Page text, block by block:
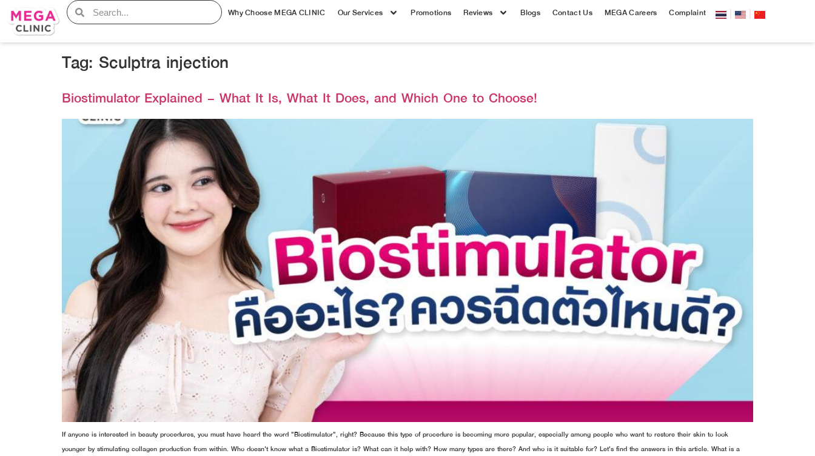
Why Choose MEGA CLINIC Our Services Promotions Reviews Blogs Contact Us MEGA Careers Complaint
Tag: Sculptra injection
Biostimulator Explained – What It Is, What It Does, and Which One to Choose!
If anyone is interested in beauty procedures, you must have heard the word "Biostimulator", right? Because this type of procedure is becoming more popular, especially among people who want to restore their skin to look
younger by stimulating collagen production from within. Who doesn't know what a Biostimulator is? What can it help with? How many types are there? And who is it suitable for? Let's find the answers in this article. What is a